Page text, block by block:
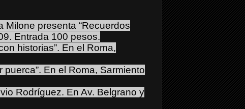
Milone presenta “Recuerdos
Entrada 100 pesos.
historias”. En el Roma,
puerca”. En el Roma, Sarmiento
Rodríguez. En Av. Belgrano y